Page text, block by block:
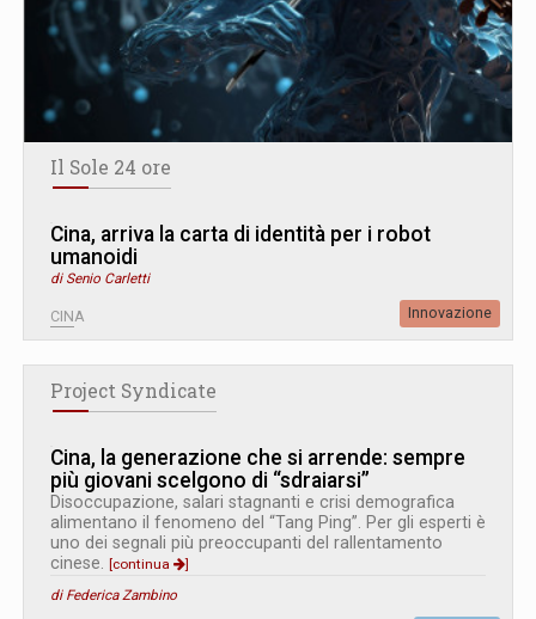
Il Sole 24 ore
Cina, arriva la carta di identità per i robot
umanoidi
di Senio Carletti
CINA Innovazione
Project Syndicate
Cina, la generazione che si arrende: sempre
più giovani scelgono di “sdraiarsi”
Disoccupazione, salari stagnanti e crisi demografica
alimentano il fenomeno del “Tang Ping”. Per gli esperti è
uno dei segnali più preoccupanti del rallentamento
cinese. [continua
]
di Federica Zambino